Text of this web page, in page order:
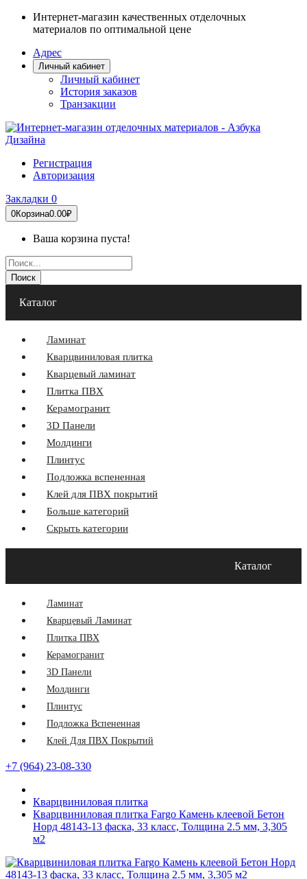
Интернет-магазин качественных отделочных
материалов по оптимальной цене
Адрес
Личный кабинет
Личный кабинет
История заказов
Транзакции
Регистрация
Авторизация
Закладки 0
0Корзина0.00₽
Ваша корзина пуста!
Поиск
Каталог
Ламинат
Кварцвиниловая плитка
Кварцевый ламинат
Плитка ПВХ
Керамогранит
3D Панели
Молдинги
Плинтус
Подложка вспененная
Клей для ПВХ покрытий
Больше категорий
Скрыть категории
Каталог
Ламинат
Кварцевый Ламинат
Плитка ПВХ
Керамогранит
3D Панели
Молдинги
Плинтус
Подложка Вспененная
Клей Для ПВХ Покрытий
+7 (964) 23-08-330
Кварцвиниловая плитка
Кварцвиниловая плитка Fargo Камень клеевой Бетон
Норд 48143-13 фаска, 33 класс, Толщина 2.5 мм, 3,305
м2